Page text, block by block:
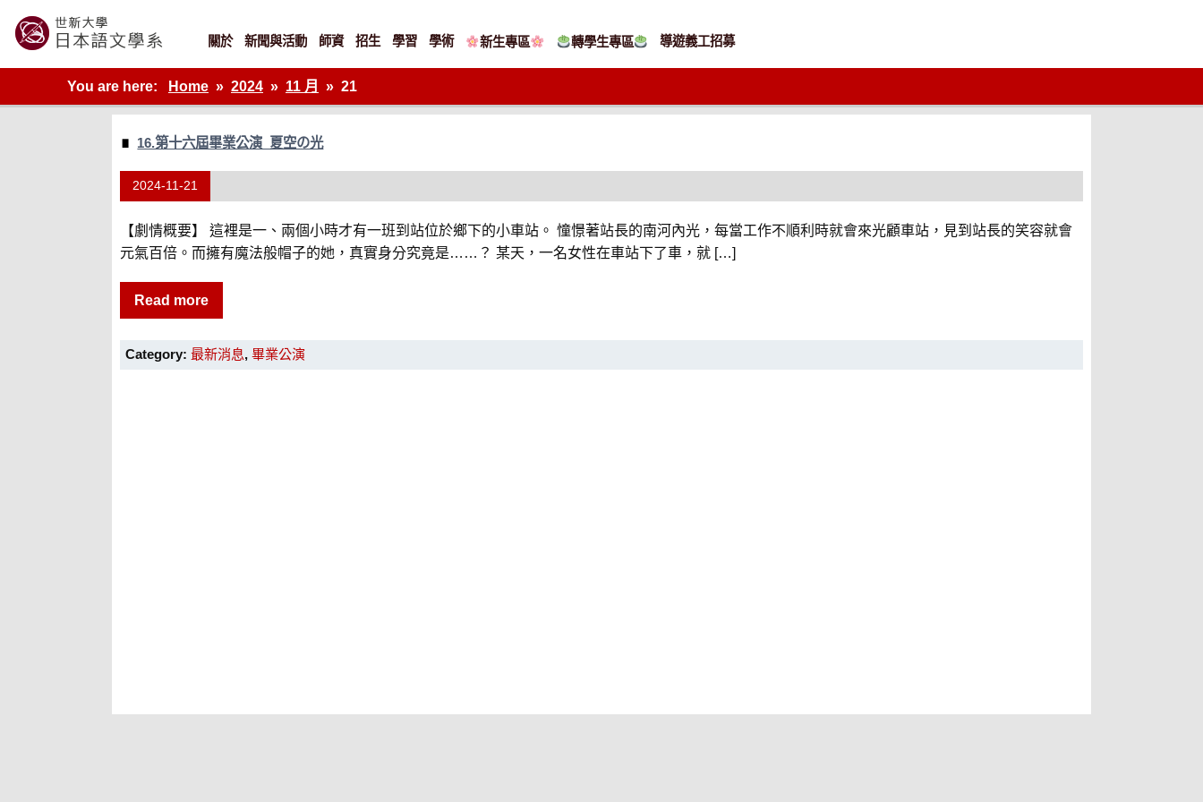
content
世新大學教學單位的網站
關於 新聞與活動 師資 招生 學習 學術 新生專區 轉學生專區 導遊義工招募
You are here: Home 2024 11 月 21
16.第十六屆畢業公演_夏空の光
2024-11-21
【劇情概要】 這裡是一、兩個小時才有一班到站位於鄉下的小車站。 憧憬著站長的南河內光，每當工作不順利時就會來光顧車站，見到站長的笑容就會
元氣百倍。而擁有魔法般帽子的她，真實身分究竟是……？ 某天，一名女性在車站下了車，就 […]
Read more
Category: 最新消息, 畢業公演